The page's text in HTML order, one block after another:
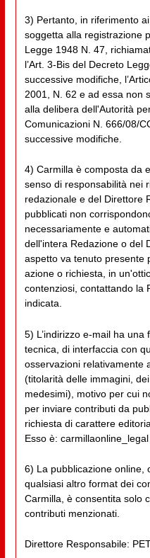
3) Pertanto, in riferimento
soggetta alla registrazione
Legge 1948 N. 47,
l’Art. 3-Bis del Decreto
successive modifiche,
2001, N. 62 e ad essa non
alla delibera dell'Autorità
Comunicazioni N. 666/08/
successive modifiche.
4) Carmilla è composta da
senso di responsabilità nei
redazionale e del Direttore
pubblicati non
necessariamente e
dell'intera Redazione o del
aspetto va tenuto presente
azione o richiesta, in
contenziosi, contattando la
indicata.
5) L’indirizzo e-mail ha
tecnica, di interfaccia con
osservazioni relativamente
(titolarità delle immagini,
medesimi), motivo per cui
per inviare contributi da
richiesta di carattere
Esso è:
6) La pubblicazione online,
qualsiasi altro format dei
Carmilla, è consentita solo
contributi menzionati.
Direttore Responsabile: